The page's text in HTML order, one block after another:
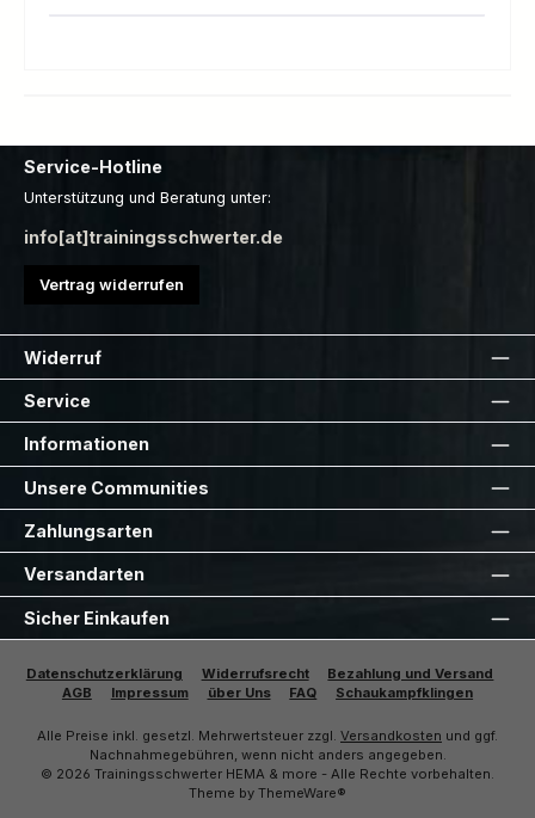
Service-Hotline
Unterstützung und Beratung unter:
info[at]trainingsschwerter.de
Vertrag widerrufen
Widerruf
Service
Informationen
Unsere Communities
Zahlungsarten
Versandarten
Sicher Einkaufen
Datenschutzerklärung Widerrufsrecht
Bezahlung und Versand
AGB
Impressum über Uns FAQ Schaukampfklingen
Alle Preise inkl. gesetzl. Mehrwertsteuer zzgl. Versandkosten und ggf.
Nachnahmegebühren, wenn nicht anders angegeben.
© 2026 Trainingsschwerter HEMA & more - Alle Rechte vorbehalten.
Theme by ThemeWare®